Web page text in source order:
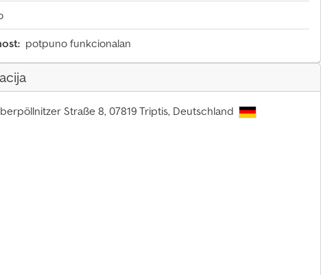
potpuno funkcionalan
Straße 8, 07819 Triptis, Deutschland